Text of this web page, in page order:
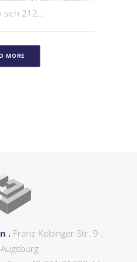
sich 212…
MORE
. Franz-Kobinger-Str. 9 .